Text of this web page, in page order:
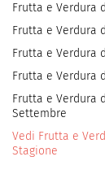
Frutta e Verdura
Frutta e Verdura
Frutta e Verdura
Frutta e Verdura
Frutta e Verdura
Settembre
Vedi Frutta e
Stagione